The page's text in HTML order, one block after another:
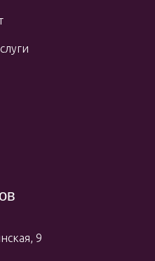
9